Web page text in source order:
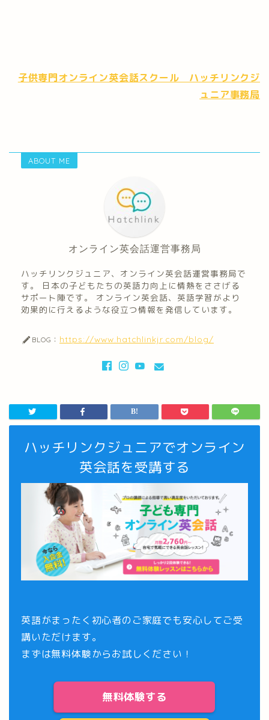
子供専門オンライン英会話スクール ハッチリンクジ
ュニア事務局
ABOUT ME
オンライン英会話運営事務局
ハッチリンクジュニア、オンライン英会話運営事務局で
す。 日本の子どもたちの英語力向上に情熱をささげる
サポート陣です。 オンライン英会話、英語学習がより
効果的に行えるような役立つ情報を発信しています。
BLOG： https://www.hatchlinkjr.com/blog/
ハッチリンクジュニアでオンライン
英会話を受講する
英語がまったく初心者のご家庭でも安心してご受
講いただけます。
まずは無料体験からお試しください！
無料体験する